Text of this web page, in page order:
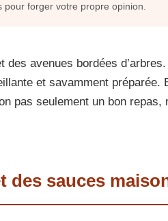
forger votre propre opinion.
avenues bordées
et savamment
pas seulement un bon repas,
des sauces